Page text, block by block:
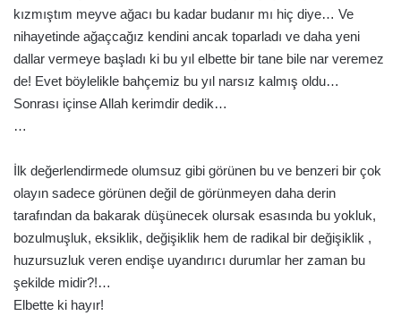
kızmıştım meyve ağacı bu kadar budanır mı hiç diye… Ve
nihayetinde ağaçcağız kendini ancak toparladı ve daha yeni
dallar vermeye başladı ki bu yıl elbette bir tane bile nar veremez
de! Evet böylelikle bahçemiz bu yıl narsız kalmış oldu…
Sonrası içinse Allah kerimdir dedik…
…
İlk değerlendirmede olumsuz gibi görünen bu ve benzeri bir çok
olayın sadece görünen değil de görünmeyen daha derin
tarafından da bakarak düşünecek olursak esasında bu yokluk,
bozulmuşluk, eksiklik, değişiklik hem de radikal bir değişiklik ,
huzursuzluk veren endişe uyandırıcı durumlar her zaman bu
şekilde midir?!…
Elbette ki hayır!